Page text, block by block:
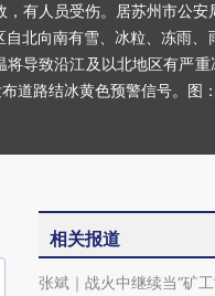
有人员受伤。居苏州市公安
北向南有雪、冰粒、冻雨、
导致沿江及以北地区有严
道路结冰黄色预警信号。图
相关报道
张斌｜战火中继续当“矿工